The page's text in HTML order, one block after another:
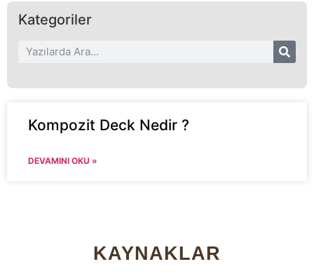
Kategoriler
Kompozit Deck Nedir ?
DEVAMINI OKU »
KAYNAKLAR